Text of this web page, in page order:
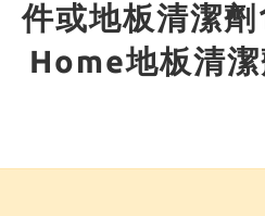
件或地板清潔
Home地板清